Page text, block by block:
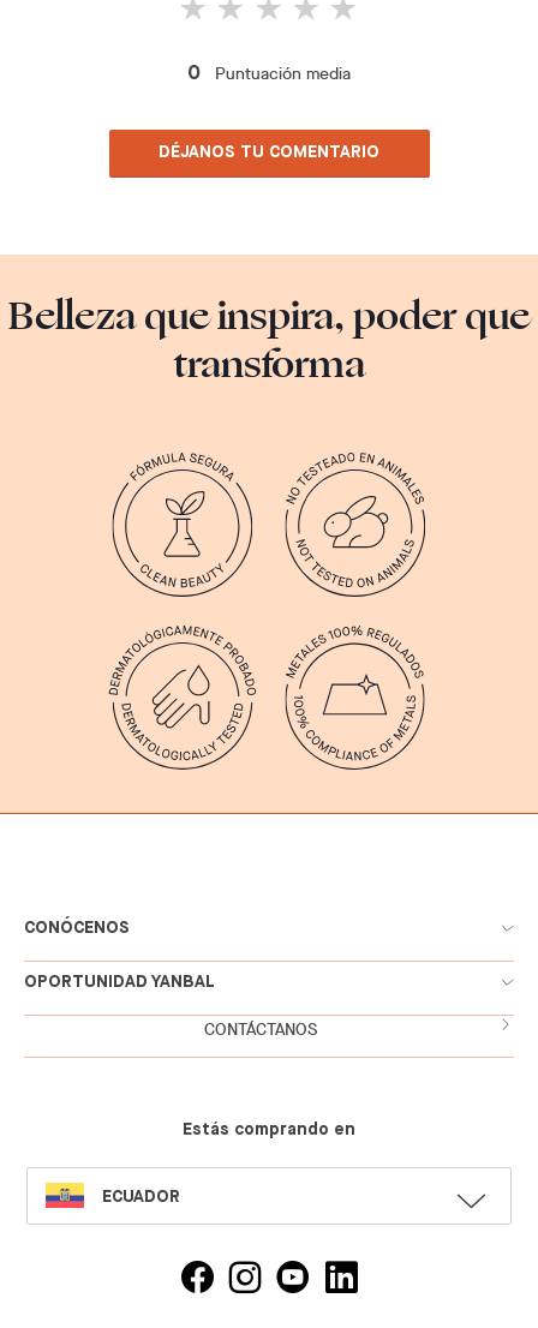
0 Puntuación media
DÉJANOS TU COMENTARIO
Belleza que inspira, poder que
transforma
CONÓCENOS
OPORTUNIDAD YANBAL
CONTÁCTANOS
Estás comprando en
SELECT
LANGUAGE
ECUADOR